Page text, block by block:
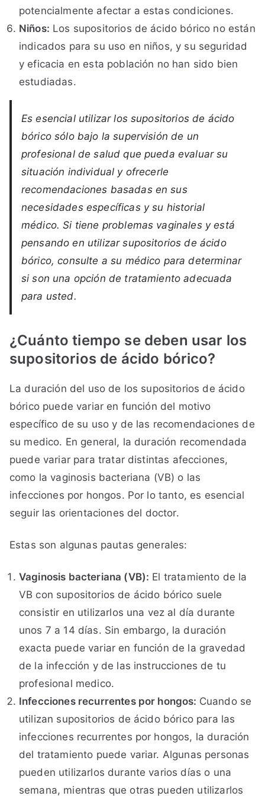
potencialmente afectar a estas condiciones.
Niños: Los supositorios de ácido bórico no están
indicados para su uso en niños, y su seguridad
y eficacia en esta población no han sido bien
estudiadas.
Es esencial utilizar los supositorios de ácido
bórico sólo bajo la supervisión de un
profesional de salud que pueda evaluar su
situación individual y ofrecerle
recomendaciones basadas en sus
necesidades específicas y su historial
médico. Si tiene problemas vaginales y está
pensando en utilizar supositorios de ácido
bórico, consulte a su médico para determinar
si son una opción de tratamiento adecuada
para usted.
¿Cuánto tiempo se deben usar los
supositorios de ácido bórico?
La duración del uso de los supositorios de ácido
bórico puede variar en función del motivo
específico de su uso y de las recomendaciones de
su medico. En general, la duración recomendada
puede variar para tratar distintas afecciones,
como la vaginosis bacteriana (VB) o las
infecciones por hongos. Por lo tanto, es esencial
seguir las orientaciones del doctor.
Estas son algunas pautas generales:
Vaginosis bacteriana (VB): El tratamiento de la
VB con supositorios de ácido bórico suele
consistir en utilizarlos una vez al día durante
unos 7 a 14 días. Sin embargo, la duración
exacta puede variar en función de la gravedad
de la infección y de las instrucciones de tu
profesional medico.
Infecciones recurrentes por hongos: Cuando se
utilizan supositorios de ácido bórico para las
infecciones recurrentes por hongos, la duración
del tratamiento puede variar. Algunas personas
pueden utilizarlos durante varios días o una
semana, mientras que otras pueden utilizarlos